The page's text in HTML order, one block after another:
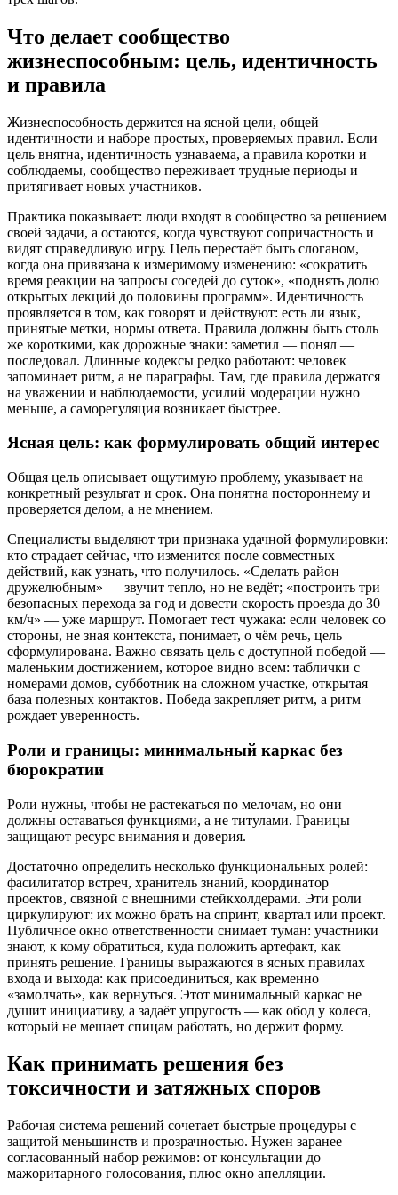
Что делает сообщество
жизнеспособным: цель, идентичность
и правила
Жизнеспособность держится на ясной цели, общей
идентичности и наборе простых, проверяемых правил. Если
цель внятна, идентичность узнаваема, а правила коротки и
соблюдаемы, сообщество переживает трудные периоды и
притягивает новых участников.
Практика показывает: люди входят в сообщество за решением
своей задачи, а остаются, когда чувствуют сопричастность и
видят справедливую игру. Цель перестаёт быть слоганом,
когда она привязана к измеримому изменению: «сократить
время реакции на запросы соседей до суток», «поднять долю
открытых лекций до половины программ». Идентичность
проявляется в том, как говорят и действуют: есть ли язык,
принятые метки, нормы ответа. Правила должны быть столь
же короткими, как дорожные знаки: заметил — понял —
последовал. Длинные кодексы редко работают: человек
запоминает ритм, а не параграфы. Там, где правила держатся
на уважении и наблюдаемости, усилий модерации нужно
меньше, а саморегуляция возникает быстрее.
Ясная цель: как формулировать общий интерес
Общая цель описывает ощутимую проблему, указывает на
конкретный результат и срок. Она понятна постороннему и
проверяется делом, а не мнением.
Специалисты выделяют три признака удачной формулировки:
кто страдает сейчас, что изменится после совместных
действий, как узнать, что получилось. «Сделать район
дружелюбным» — звучит тепло, но не ведёт; «построить три
безопасных перехода за год и довести скорость проезда до 30
км/ч» — уже маршрут. Помогает тест чужака: если человек со
стороны, не зная контекста, понимает, о чём речь, цель
сформулирована. Важно связать цель с доступной победой —
маленьким достижением, которое видно всем: таблички с
номерами домов, субботник на сложном участке, открытая
база полезных контактов. Победа закрепляет ритм, а ритм
рождает уверенность.
Роли и границы: минимальный каркас без
бюрократии
Роли нужны, чтобы не растекаться по мелочам, но они
должны оставаться функциями, а не титулами. Границы
защищают ресурс внимания и доверия.
Достаточно определить несколько функциональных ролей:
фасилитатор встреч, хранитель знаний, координатор
проектов, связной с внешними стейкхолдерами. Эти роли
циркулируют: их можно брать на спринт, квартал или проект.
Публичное окно ответственности снимает туман: участники
знают, к кому обратиться, куда положить артефакт, как
принять решение. Границы выражаются в ясных правилах
входа и выхода: как присоединиться, как временно
«замолчать», как вернуться. Этот минимальный каркас не
душит инициативу, а задаёт упругость — как обод у колеса,
который не мешает спицам работать, но держит форму.
Как принимать решения без
токсичности и затяжных споров
Рабочая система решений сочетает быстрые процедуры с
защитой меньшинств и прозрачностью. Нужен заранее
согласованный набор режимов: от консультации до
мажоритарного голосования, плюс окно апелляции.